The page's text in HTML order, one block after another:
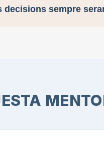
decisions sempre